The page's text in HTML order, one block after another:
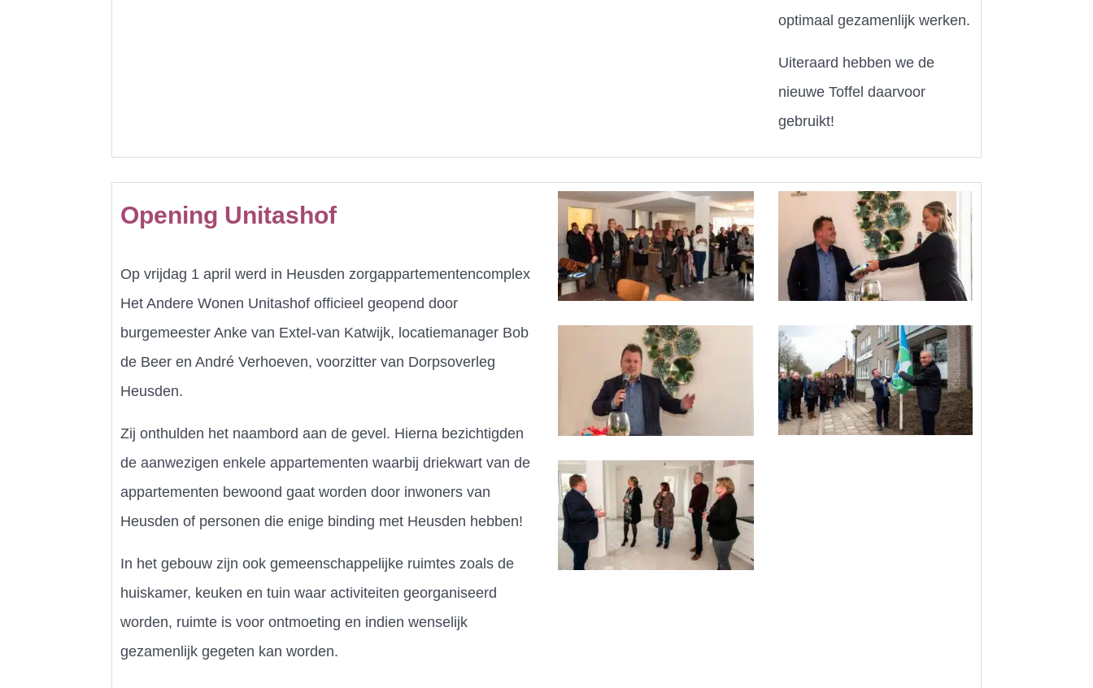
optimaal gezamenlijk werken.
Uiteraard hebben we de
nieuwe Toffel daarvoor
gebruikt!
Opening Unitashof
Op vrijdag 1 april werd in Heusden zorgappartementencomplex
Het Andere Wonen Unitashof officieel geopend door
burgemeester Anke van Extel-van Katwijk, locatiemanager Bob
de Beer en André Verhoeven, voorzitter van Dorpsoverleg
Heusden.
Zij onthulden het naambord aan de gevel. Hierna bezichtigden
de aanwezigen enkele appartementen waarbij driekwart van de
appartementen bewoond gaat worden door inwoners van
Heusden of personen die enige binding met Heusden hebben!
In het gebouw zijn ook gemeenschappelijke ruimtes zoals de
huiskamer, keuken en tuin waar activiteiten georganiseerd
worden, ruimte is voor ontmoeting en indien wenselijk
gezamenlijk gegeten kan worden.